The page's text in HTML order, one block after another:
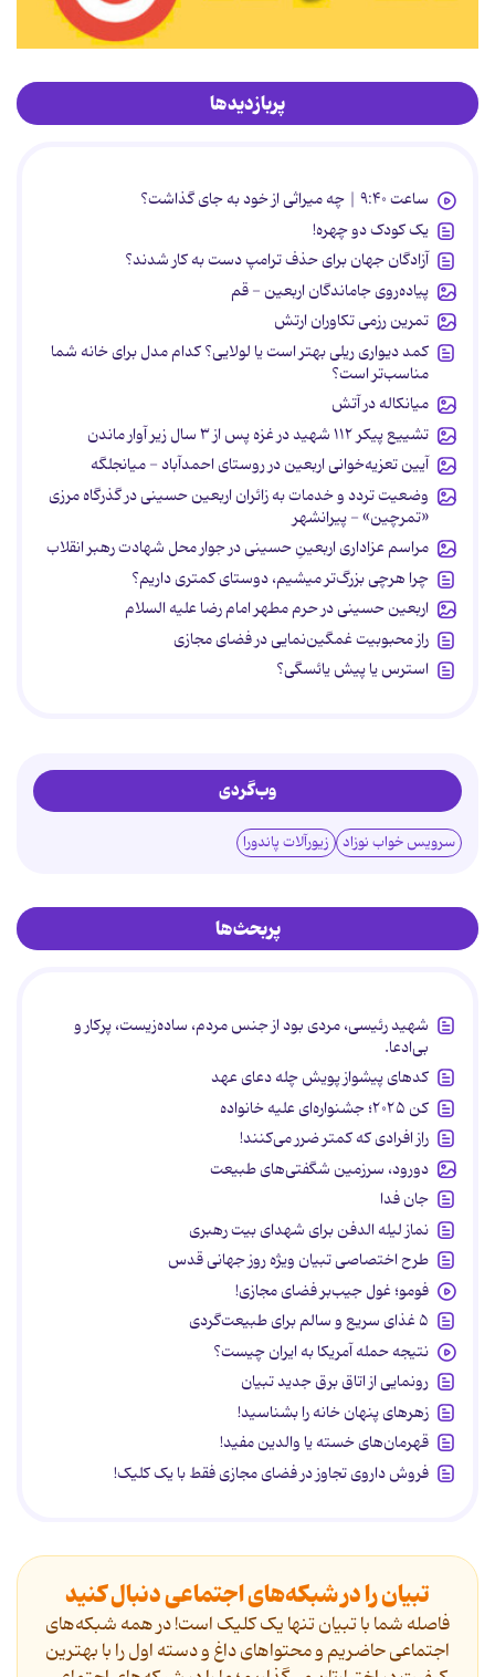
پربازدیدها
ساعت ۹:۴۰ | چه میراثی از خود به جای گذاشت؟
یک کودک دو چهره!
آزادگان جهان برای حذف ترامپ دست به کار شدند؟
پیاده‌روی جاماندگان اربعین - قم
تمرین رزمی تکاوران ارتش
کمد دیواری ریلی بهتر است یا لولایی؟ کدام مدل برای خانه شما
مناسب‌تر است؟
میانکاله در آتش
تشییع پیکر ۱۱۲ شهید در غزه پس از ۳ سال زیر آوار ماندن
آیین تعزیه‌خوانی اربعین در روستای احمدآباد - میانجلگه
وضعیت تردد و خدمات به زائران اربعین حسینی در گذرگاه مرزی
«تمرچین» - پیرانشهر
مراسم عزاداری اربعینِ حسینی در جوار محل شهادت رهبر انقلاب
چرا هرچی بزرگ‌تر میشیم، دوستای کمتری داریم؟
اربعین حسینی در حرم مطهر امام رضا علیه السلام
راز محبوبیت غمگین‌نمایی در فضای مجازی
استرس یا پیش یائسگی؟
وب‌گردی
سرویس خواب نوزاد زیورآلات پاندورا
پربحث‌ها
شهید رئیسی، مردی بود از جنس مردم، ساده‌زیست، پرکار و
بی‌ادعا.
کدهای پیشواز پویش چله دعای عهد
کن ۲۰۲۵؛ جشنواره‌ای علیه خانواده
راز افرادی که کمتر ضرر می‌کنند!
دورود، سرزمین شگفتی‌های طبیعت
جان فدا
نماز لیله الدفن برای شهدای بیت رهبری
طرح اختصاصی تبیان ویژه روز جهانی قدس
فومو؛ غول جیب‌بر فضای مجازی!
۵ غذای سریع و سالم برای طبیعت‌گردی
نتیجه حمله آمریکا به ایران چیست؟
رونمایی از اتاق برق جدید تبیان
زهرهای پنهان خانه را بشناسید!
قهرمان‌های خسته یا والدین مفید!
فروش داروی تجاوز در فضای مجازی فقط با یک کلیک!
تبیان را در شبکه‌های اجتماعی دنبال کنید
فاصله شما با تبیان تنها یک کلیک است! در همه شبکه‌های
اجتماعی حاضریم و محتواهای داغ و دسته اول را با بهترین